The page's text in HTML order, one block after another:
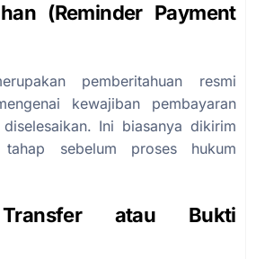
(Reminder Payment
pemberitahuan resmi
kewajiban pembayaran
Ini biasanya dikirim
sebelum proses hukum
atau Bukti